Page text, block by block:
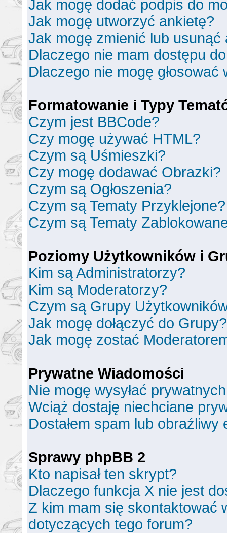
Jak mogę dodać podpis do
Jak mogę utworzyć ankietę?
Jak mogę zmienić lub usunąć
Dlaczego nie mam dostępu
Dlaczego nie mogę głosować
Formatowanie i Typy
Czym jest BBCode?
Czy mogę używać HTML?
Czym są Uśmieszki?
Czy mogę dodawać Obrazki?
Czym są Ogłoszenia?
Czym są Tematy Przyklejone?
Czym są Tematy
Poziomy Użytkowników i
Kim są Administratorzy?
Kim są Moderatorzy?
Czym są Grupy
Jak mogę dołączyć do Grupy?
Jak mogę zostać
Prywatne Wiadomości
Nie mogę wysyłać
Wciąż dostaję niechciane
Dostałem spam lub
Sprawy phpBB 2
Kto napisał ten skrypt?
Dlaczego funkcja X nie jest
Z kim mam się skontaktować
dotyczących tego forum?